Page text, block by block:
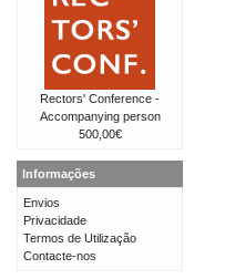
Rectors' Conference -
Accompanying person
500,00€
Informações
Envios
Privacidade
Termos de Utilização
Contacte-nos